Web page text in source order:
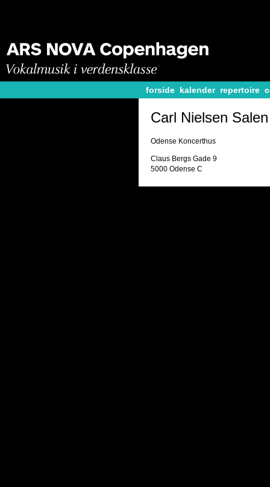
forside kalender repertoire
Carl Nielsen Salen
Odense Koncerthus
Claus Bergs Gade 9
5000 Odense C